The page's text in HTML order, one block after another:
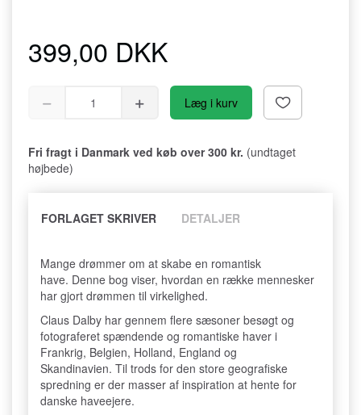
399,00 DKK
Læg i kurv
Fri fragt i Danmark ved køb over 300 kr. (undtaget
højbede)
FORLAGET SKRIVER DETALJER
Mange drømmer om at skabe en romantisk
have. Denne bog viser, hvordan en række mennesker
har gjort drømmen til virkelighed.
Claus Dalby har gennem flere sæsoner besøgt og
fotograferet spændende og romantiske haver i
Frankrig, Belgien, Holland, England og
Skandinavien. Til trods for den store geografiske
spredning er der masser af inspiration at hente for
danske haveejere.